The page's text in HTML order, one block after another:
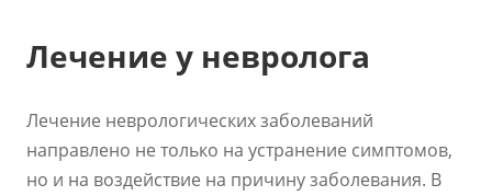
Лечение у невролога
Лечение неврологических заболеваний
направлено не только на устранение симптомов,
но и на воздействие на причину заболевания. В